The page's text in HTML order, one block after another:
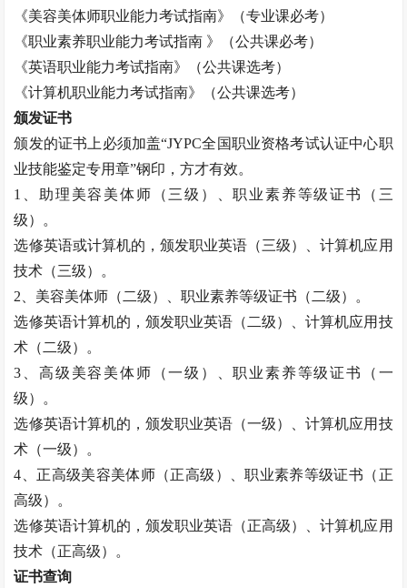
《美容美体师职业能力考试指南》（专业课必考）
《职业素养职业能力考试指南 》（公共课必考）
《英语职业能力考试指南》（公共课选考）
《计算机职业能力考试指南》（公共课选考）
颁发证书
颁发的证书上必须加盖“JYPC全国职业资格考试认证中心职
业技能鉴定专用章”钢印，方才有效。
1、助理 美容美体师 （三级）、职业素养等级证书（三
级）。
选修英语或计算机的，颁发职业英语（三级）、计算机应用
技术（三级）。
2、 美容美体师 （二级）、职业素养等级证书（二级）。
选修英语计算机的，颁发职业英语（二级）、计算机应用技
术（二级）。
3、高级 美容美体师 （一级）、职业素养等级证书（一
级）。
选修英语计算机的，颁发职业英语（一级）、计算机应用技
术（一级）。
4、正高级美容美体师 （正高级）、职业素养等级证书（正
高级）。
选修英语计算机的，颁发职业英语（正高级）、计算机应用
技术（正高级）。
证书查询